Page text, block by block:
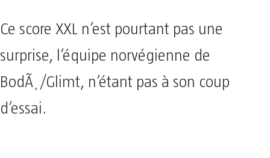
Ce score XXL n’est pourtant pas une
surprise, l’équipe norvégienne de
BodÃ¸/Glimt, n’étant pas à son coup
d’essai.